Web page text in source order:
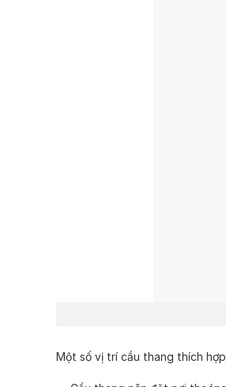
Một số vị trí cầu thang thích